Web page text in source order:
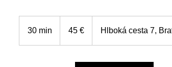
30 min 45 € Hlboká cesta 7,